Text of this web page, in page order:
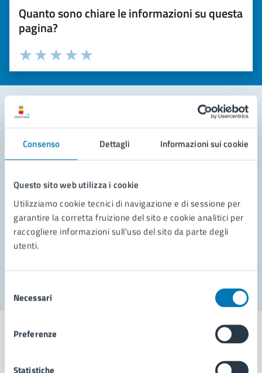
Consenso Dettagli Informazioni sui cookie
Questo sito web utilizza i cookie
Utilizziamo cookie tecnici di navigazione e di sessione per
garantire la corretta fruizione del sito e cookie analitici per
raccogliere informazioni sull'uso del sito da parte degli
utenti.
delNecessari
Preferenze
Statistiche
Quanto sono chiare le informazioni su questa
pagina?
Valuta la chiarezza delle informazioni (da 1 a 5 stelle)
Seleziona il numero di stelle per valutare la chiarezza delle
Valuta 5 stelle su 5
Valuta 4 stelle su 5
Valuta 3 stelle su 5
Valuta 2 stelle su 5
Valuta 1 stelle su 5
Leggi le domande frequenti
Richiedi assistenza
Prenota appuntamento
Problemi in città